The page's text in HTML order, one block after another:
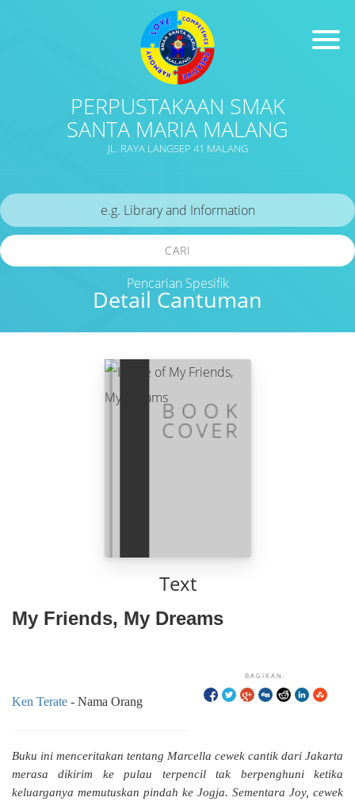
PERPUSTAKAAN SMAK
SANTA MARIA MALANG
JL. RAYA LANGSEP 41 MALANG
Detail Cantuman
CARI
Pencarian Spesifik
Text
My Friends, My Dreams
BAGIKAN:
Ken Terate - Nama Orang
Buku ini menceritakan tentang Marcella cewek cantik dari Jakarta
merasa dikirim ke pulau terpencil tak berpenghuni ketika
keluarganya memutuskan pindah ke Jogja. Sementara Joy, cewek